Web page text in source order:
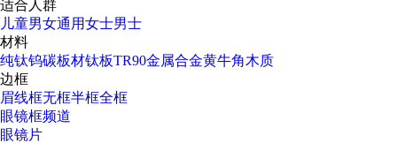
适合人群
儿童男女通用女士男士
材料
纯钛钨碳板材钛板TR90金属合金黄牛角木质
边框
眉线框无框半框全框
眼镜框频道
眼镜片